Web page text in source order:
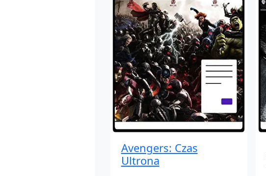
Avengers: Czas
Ultrona